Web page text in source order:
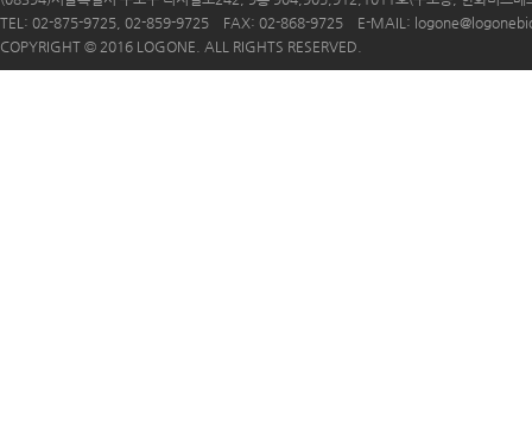
TEL: 02-875-9725, 02-859-9725 FAX: 02-868-9725 E-MAIL:
COPYRIGHT © 2016 LOGONE. ALL RIGHTS RESERVED.